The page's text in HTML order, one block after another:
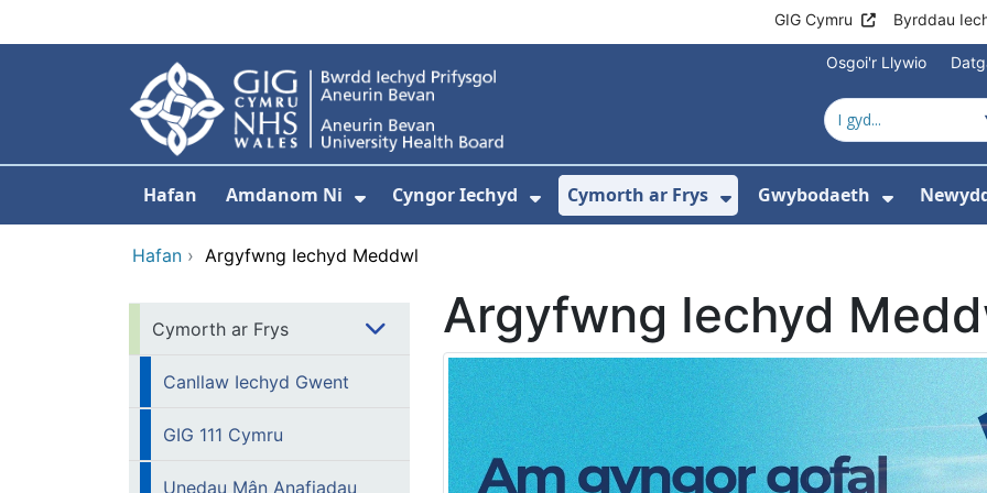
GIG Cymru Byrddau
Osgoi'r Llywio
Hafan Amdanom Ni
Dangos isddewislen ar gyfer Amdanom Ni
Cyngor Iechyd
Dangos isddewislen ar gyfer Cyngor
Cymorth ar Frys
Dangos isddewislen ar
Gwybodaeth
Dangos
Hafan › Argyfwng Iechyd Meddwl
Cymorth ar Frys
Canllaw Iechyd Gwent
GIG 111 Cymru
Unedau Mân Anafiadau
Argyfwng Iechyd